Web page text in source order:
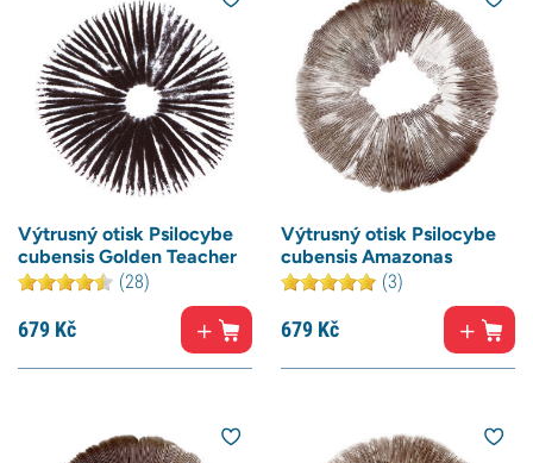
Výtrusný otisk Psilocybe
cubensis Golden Teacher
(28)
679 Kč
Výtrusný otisk Psilocybe
cubensis Amazonas
(3)
679 Kč